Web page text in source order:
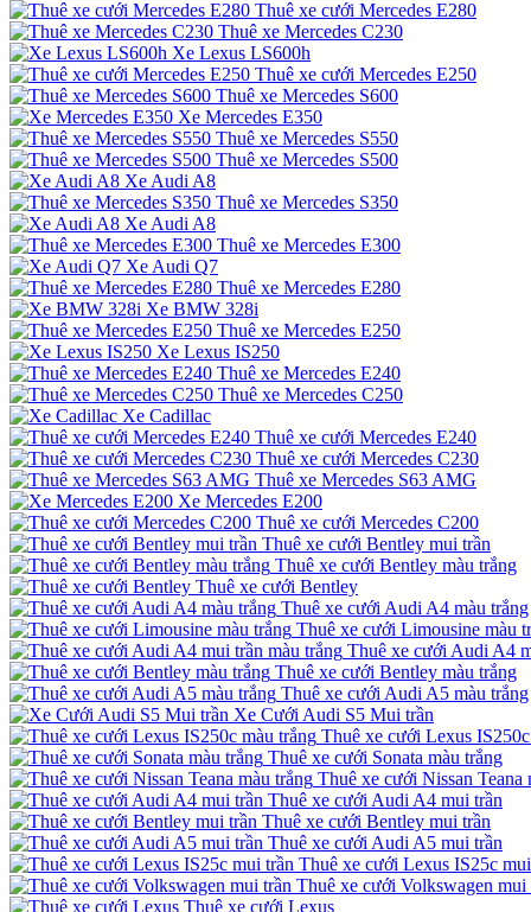
Thuê xe cưới Mercedes E280
Thuê xe Mercedes C230
Xe Lexus LS600h
Thuê xe cưới Mercedes E250
Thuê xe Mercedes S600
Xe Mercedes E350
Thuê xe Mercedes S550
Thuê xe Mercedes S500
Xe Audi A8
Thuê xe Mercedes S350
Xe Audi A8
Thuê xe Mercedes E300
Xe Audi Q7
Thuê xe Mercedes E280
Xe BMW 328i
Thuê xe Mercedes E250
Xe Lexus IS250
Thuê xe Mercedes E240
Thuê xe Mercedes C250
Xe Cadillac
Thuê xe cưới Mercedes E240
Thuê xe cưới Mercedes C230
Thuê xe Mercedes S63 AMG
Xe Mercedes E200
Thuê xe cưới Mercedes C200
Thuê xe cưới Bentley mui trần
Thuê xe cưới Bentley màu trắng
Thuê xe cưới Bentley
Thuê xe cưới Audi A4 màu trắng
Thuê xe cưới Limousine màu
Thuê xe cưới Audi A4
Thuê xe cưới Bentley màu trắng
Thuê xe cưới Audi A5 màu trắng
Xe Cưới Audi S5 Mui trần
Thuê xe cưới Lexus
Thuê xe cưới Sonata màu trắng
Thuê xe cưới Nissan Teana
Thuê xe cưới Audi A4 mui trần
Thuê xe cưới Bentley mui trần
Thuê xe cưới Audi A5 mui trần
Thuê xe cưới Lexus IS25c
Thuê xe cưới Volkswagen mui
Thuê xe cưới Lexus